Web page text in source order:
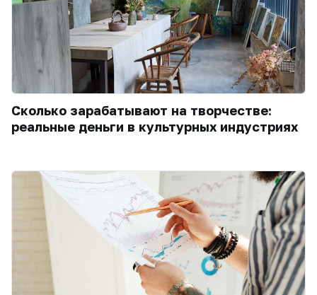
Сколько зарабатывают на творчестве:
реальные деньги в культурных индустриях